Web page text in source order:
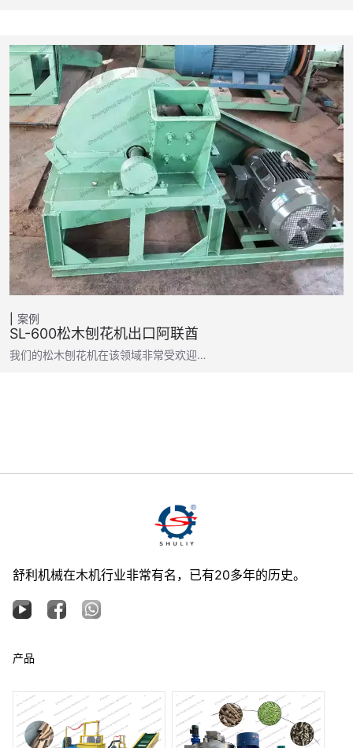
案例
SL-600松木刨花机出口阿联酋
我们的松木刨花机在该领域非常受欢迎…
舒利机械在木机行业非常有名，已有20多年的历史。
产品